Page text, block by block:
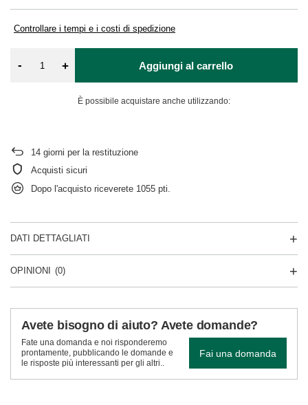
Controllare i tempi e i costi di spedizione
- + Aggiungi al carrello
È possibile acquistare anche utilizzando:
14 giorni per la restituzione
Acquisti sicuri
Dopo l'acquisto riceverete 1055 pti.
DATI DETTAGLIATI
OPINIONI (0)
Avete bisogno di aiuto? Avete domande?
Fate una domanda e noi risponderemo
prontamente, pubblicando le domande e
le risposte più interessanti per gli altri..
Fai una domanda